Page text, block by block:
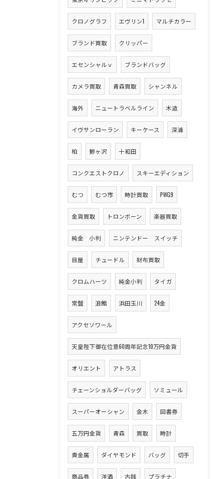
クロノグラフ エヴリン1 マルチカラー
ブランド買取 クリッパー
エセンシャルｖ ブランドバッグ
カメラ買取 青森買取 シャンネル
海外 ニュートラベルライン 木造
イヴサンローラン キーケース 深浦
柏 鯵ヶ沢 十和田
コンクエストクロノ スキーエディション
むつ むつ市 時計買取 PWG9
金貨買取 トロンボーン 楽器買取
純金 小判 ニンテンドー スイッチ
目屋 チュードル 財布買取
クロムハーツ 純金小判 タイガ
常盤 浪館 浜田玉川 24金
アクセソワール
天皇陛下御在位意60周年記念10万円金貨
オリエント アトラス
チェーンショルダーバッグ ソミュール
スーパーオーシャン 金木 図書券
五万円金貨 青森 買取 時計
貴金属 ダイヤモンド バッグ 切手
商品券 洋酒 古銭 プラチナ